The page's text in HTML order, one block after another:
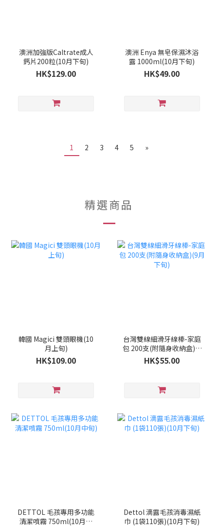
澳洲加強版Caltrate成人
鈣片200粒(10月下旬)
HK$129.00
澳洲 Enya 無皂保濕沐浴
露 1000ml(10月下旬)
HK$49.00
1 2 3 4 5 »
精選商品
韓國 Magici 雙頭眼機(10
月上旬)
HK$109.00
台灣雙線細滑牙線棒-家庭
包 200支(附隨身收納盒)(9
月下旬)
HK$55.00
DETTOL 毛孩專用多功能
清潔噴霧 750ml(10月中
Dettol 滴露毛孩消毒濕紙
巾 (1袋110張)(10月下旬)